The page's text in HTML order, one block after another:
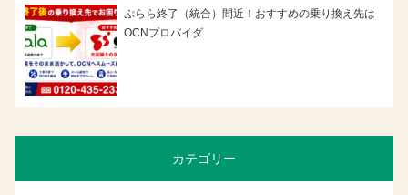
ぷらら終了（統合）間近！おすすめの乗り換え先は
OCNプロバイダ
カテゴリー